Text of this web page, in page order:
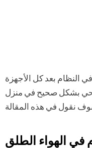
النظام بعد كل الأجهزة
بشكل صحيح في منزل
في الهواء الطلق